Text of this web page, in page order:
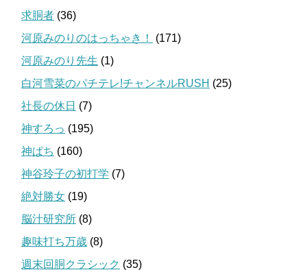
求胴者 (36)
河原みのりのはっちゃき！
(171)
河原みのり先生 (1)
白河雪菜のパチテレ!チャンネルRUSH (25)
社長の休日 (7)
神すろっ (195)
神ぱち (160)
神谷玲子の初打学 (7)
絶対勝女 (19)
脳汁研究所 (8)
趣味打ち万歳 (8)
週末回胴クラシック (35)